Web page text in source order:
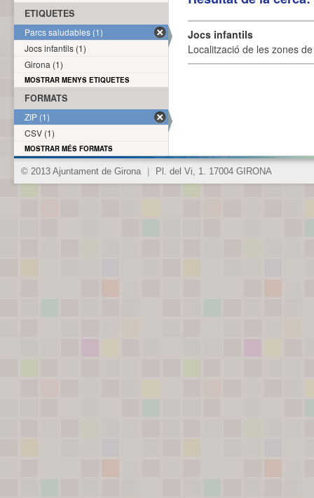
Jocs infantils
Localització de les zones
ETIQUETES
Parcs saludables (1)
Jocs infantils (1)
Girona (1)
MOSTRAR MENYS ETIQUETES
FORMATS
ZIP (1)
CSV (1)
MOSTRAR MÉS FORMATS
© 2013 Ajuntament de Girona Pl. del Vi, 1. 17004 GIRONA